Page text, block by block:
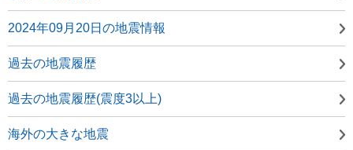
2024年09月20日の地震情報
過去の地震履歴
過去の地震履歴(震度3以上)
海外の大きな地震